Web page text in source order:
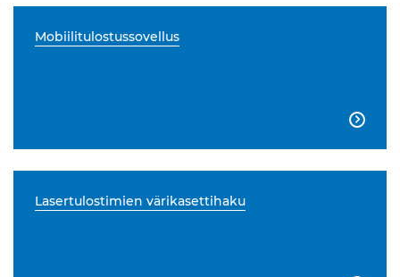
Mobiilitulostussovellus

Lasertulostimien värikasettihaku